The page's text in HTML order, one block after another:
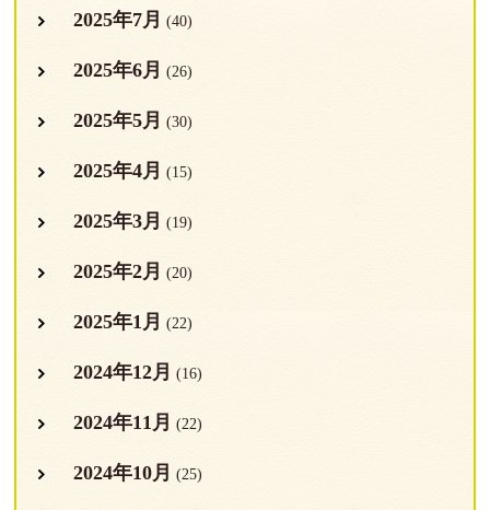
2025年7月 (40)
2025年6月 (26)
2025年5月 (30)
2025年4月 (15)
2025年3月 (19)
2025年2月 (20)
2025年1月 (22)
2024年12月 (16)
2024年11月 (22)
2024年10月 (25)